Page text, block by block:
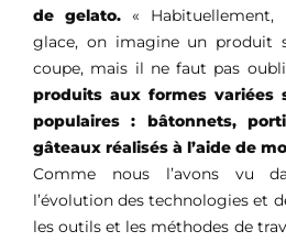
FR
de gelato. « Habituellement,
glace, on imagine un produit
coupe, mais il ne faut pas
produits aux formes variées
populaires : bâtonnets,
gâteaux réalisés à l’aide de
Comme nous l’avons vu
l’évolution des technologies et
les outils et les méthodes de